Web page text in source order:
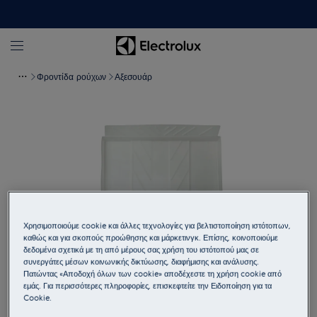
Φροντίδα ρούχων Αξεσουάρ
Πατήστε για μεγέθυνση
Χρησιμοποιούμε cookie και άλλες τεχνολογίες για βελτιστοποίηση ιστότοπων,
καθώς και για σκοπούς προώθησης και μάρκετινγκ. Επίσης, κοινοποιούμε
δεδομένα σχετικά με τη από μέρους σας χρήση του ιστότοπού μας σε
συνεργάτες μέσων κοινωνικής δικτύωσης, διαφήμισης και ανάλυσης.
Πατώντας «Αποδοχή όλων των cookie» αποδέχεστε τη χρήση cookie από
εμάς. Για περισσότερες πληροφορίες, επισκεφτείτε την Ειδοποίηση για τα
Cookie.